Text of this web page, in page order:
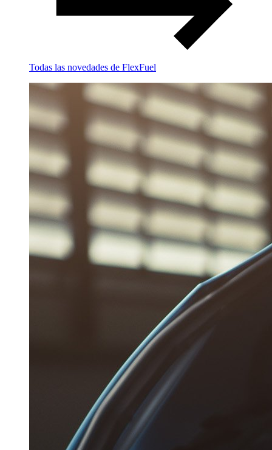
Todas las novedades de FlexFuel